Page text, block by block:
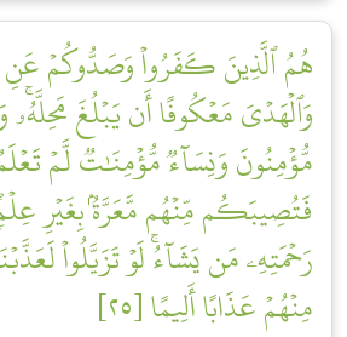
هُمُ ٱلَّذِينَ كَفَرُواْ وَصَدُّوكُمۡ عَنِ
وَٱلۡهَدۡيَ مَعۡكُوفًا أَن يَبۡلُغَ مَحِلَّهُۥۚ
مُّؤۡمِنُونَ وَنِسَآءٞ مُّؤۡمِنَٰتٞ لَّمۡ
فَتُصِيبَكُم مِّنۡهُم مَّعَرَّةُۢ بِغَيۡرِ
رَحۡمَتِهِۦ مَن يَشَآءُۚ لَوۡ تَزَيَّلُواْ
مِنۡهُمۡ عَذَابًا أَلِيمًا [٢٥]